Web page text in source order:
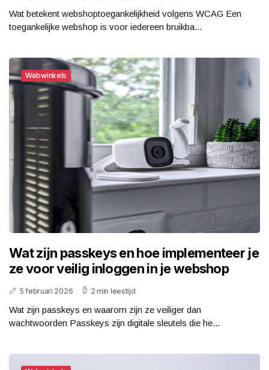
Wat betekent webshoptoegankelijkheid volgens WCAG Een
toegankelijke webshop is voor iedereen bruikba...
Webwinkels
Wat zijn passkeys en hoe implementeer je
ze voor veilig inloggen in je webshop
5 februari 2026 2 min leestijd
Wat zijn passkeys en waarom zijn ze veiliger dan
wachtwoorden Passkeys zijn digitale sleutels die he...